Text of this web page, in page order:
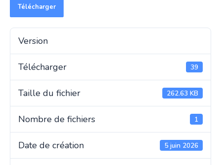
Télécharger
Version
Télécharger 39
Taille du fichier 262.63 KB
Nombre de fichiers 1
Date de création 5 juin 2026